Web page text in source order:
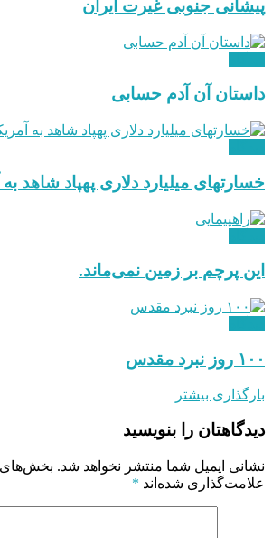
پیشانی جنوبی غیرت ایران
داستان آن آدم حسابی
خسارتهای میلیارد دلاری پهپاد شاهد به
این پرچم بر زمین نمی‌ماند.
۱۰۰ روز نبرد مقدس
بارگذاری بیشتر
دیدگاهتان را بنویسید
نشانی ایمیل شما منتشر نخواهد شد. بخش‌های
علامت‌گذاری شده‌اند *